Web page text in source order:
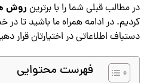
در مطالب قبلی شما را با برترین روش
کردیم. در ادامه همراه ما باشید تا
دستباف اطلاعاتی در اختیارتان قرار
فهرست محتوایی